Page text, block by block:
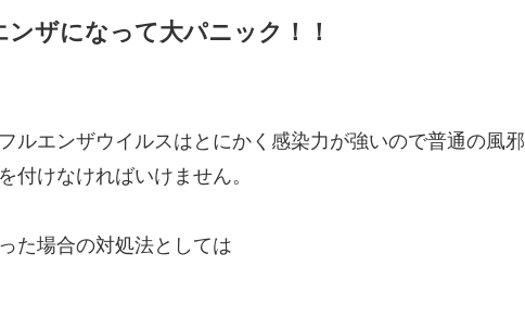
ザになって大パニック！！
ルエンザウイルスはとにかく感染力が強いので普通の風邪
けなければいけません。
た場合の対処法としては